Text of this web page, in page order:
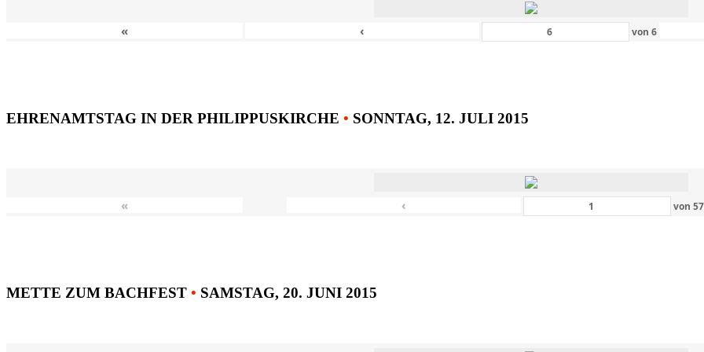
« ‹ von6
EHRENAMTSTAG IN DER PHILIPPUSKIRCHE • SONNTAG, 12. JULI 2015
« ‹ von57
METTE ZUM BACHFEST • SAMSTAG, 20. JUNI 2015